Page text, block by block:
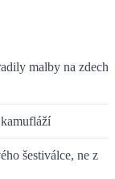
malby na zdech
šestiválce, ne z